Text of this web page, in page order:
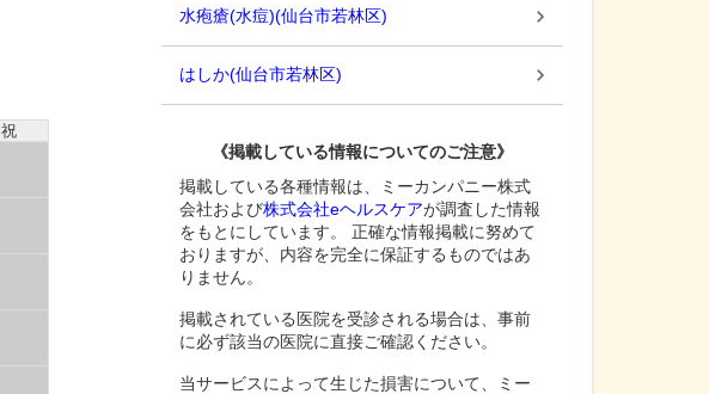
祝
水疱瘡(水痘)(仙台市若林区)
はしか(仙台市若林区)
《掲載している情報についてのご注意》
掲載している各種情報は、ミーカンパニー株式
会社および株式会社eヘルスケアが調査した情報
をもとにしています。 正確な情報掲載に努めて
おりますが、内容を完全に保証するものではあ
りません。
掲載されている医院を受診される場合は、事前
に必ず該当の医院に直接ご確認ください。
当サービスによって生じた損害について、ミー